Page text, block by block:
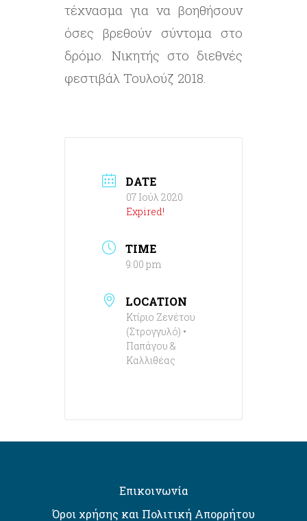
τέχνασμα για να βοηθήσουν
όσες βρεθούν σύντομα στο
δρόμο. Νικητής στο διεθνές
φεστιβάλ Τουλούζ 2018.
DATE
07 Ιούλ 2020
Expired!
TIME
9:00 pm
LOCATION
Κτίριο Ζενέτου
(Στρογγυλό) •
Παπάγου &
Καλλιθέας
Επικοινωνία
Όροι χρήσης και Πολιτική Απορρήτου